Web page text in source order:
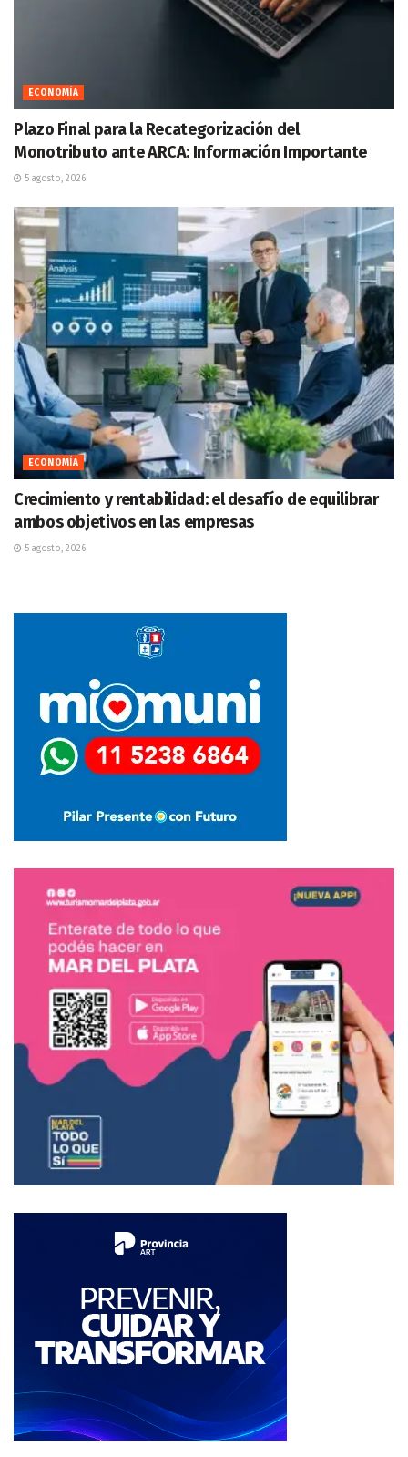
ECONOMÍA
Plazo Final para la Recategorización del
Monotributo ante ARCA: Información Importante
5 agosto, 2026
ECONOMÍA
Crecimiento y rentabilidad: el desafío de equilibrar
ambos objetivos en las empresas
5 agosto, 2026